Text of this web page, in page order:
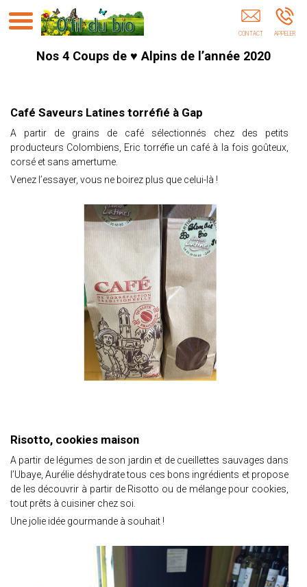
O' Fil Du Bio Guillestre Briançon Gap Embrun
Nos 4 Coups de ♥ Alpins de l’année 2020
Café Saveurs Latines torréfié à Gap
A partir de grains de café sélectionnés chez des petits
producteurs Colombiens, Eric torréfie un café à la fois goûteux,
corsé et sans amertume.
Venez l’essayer, vous ne boirez plus que celui-là !
Risotto, cookies maison
A partir de légumes de son jardin et de cueillettes sauvages dans
l’Ubaye, Aurélie déshydrate tous ces bons ingrédients et propose
de les découvrir à partir de Risotto ou de mélange pour cookies,
tout prêts à cuisiner chez soi.
Une jolie idée gourmande à souhait !